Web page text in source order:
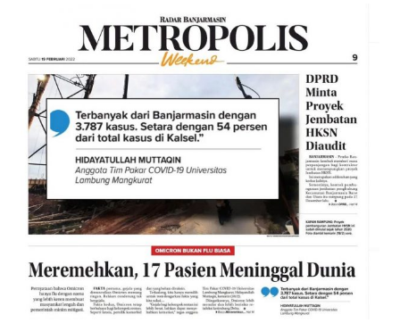
Meremehkan Omicron (Radar
Banjarmasin, 19 Februari 2022)